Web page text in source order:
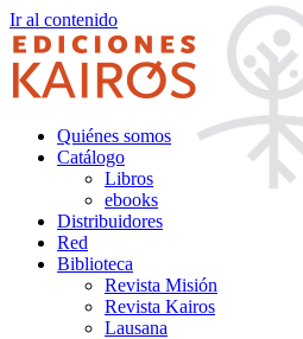
Ir al contenido
Quiénes somos
Catálogo
Libros
ebooks
Distribuidores
Red
Biblioteca
Revista Misión
Revista Kairos
Lausana